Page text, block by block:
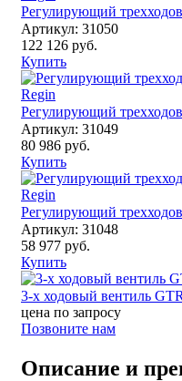
Регулирующий
Артикул: 31050
122 126 руб.
Купить
Регулирующий
Артикул: 31049
80 986 руб.
Купить
Регулирующий
Артикул: 31048
58 977 руб.
Купить
3-х ходовый вентиль
цена по запросу
Позвоните нам
Описание и